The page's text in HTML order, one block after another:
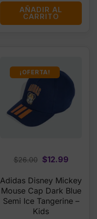
AÑADIR AL
CARRITO
¡OFERTA!
$26.00
Original
was:
$26.00.
$12.99
is:
$12.99.
Adidas Disney Mickey
Mouse Cap Dark Blue
Semi Ice Tangerine –
Kids